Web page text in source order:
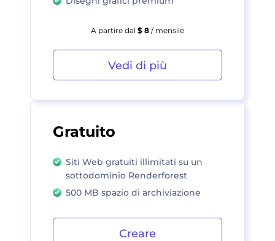
Gratuito
Siti Web gratuiti illimitati su un
sottodominio Renderforest
500 MB spazio di archiviazione
Creare
A partire dal $ 8 / mensile
Vedi di più